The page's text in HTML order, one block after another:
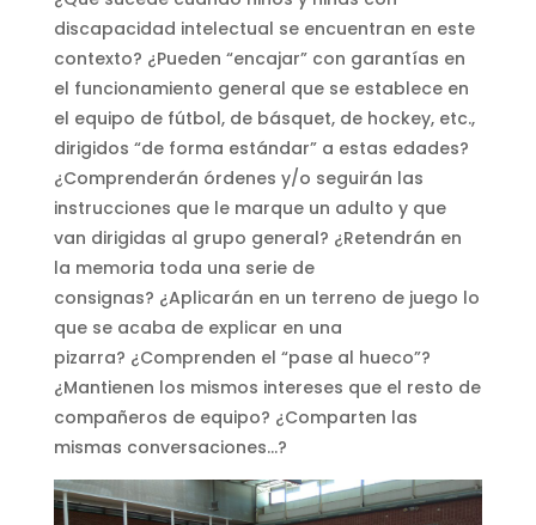
discapacidad intelectual se encuentran en este
contexto? ¿Pueden “encajar” con garantías en
el funcionamiento general que se establece en
el equipo de fútbol, de básquet, de hockey, etc.,
dirigidos “de forma estándar” a estas edades?
¿Comprenderán órdenes y/o seguirán las
instrucciones que le marque un adulto y que
van dirigidas al grupo general? ¿Retendrán en
la memoria toda una serie de
consignas? ¿Aplicarán en un terreno de juego lo
que se acaba de explicar en una
pizarra? ¿Comprenden el “pase al hueco”?
¿Mantienen los mismos intereses que el resto de
compañeros de equipo? ¿Comparten las
mismas conversaciones…?